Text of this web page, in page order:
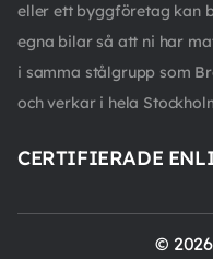
eller ett byggföretag kan
egna bilar så att ni har
i samma stålgrupp som
och verkar i hela
CERTIFIERADE
©